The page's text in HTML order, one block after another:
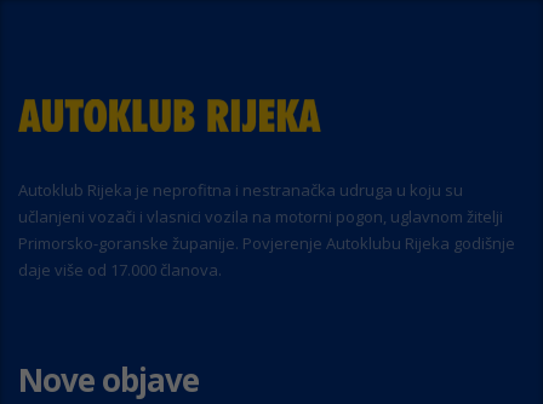
Autoklub Rijeka je neprofitna i nestranačka udruga u koju su
učlanjeni vozači i vlasnici vozila na motorni pogon, uglavnom žitelji
Primorsko-goranske županije. Povjerenje Autoklubu Rijeka godišnje
daje više od 17.000 članova.
Nove objave